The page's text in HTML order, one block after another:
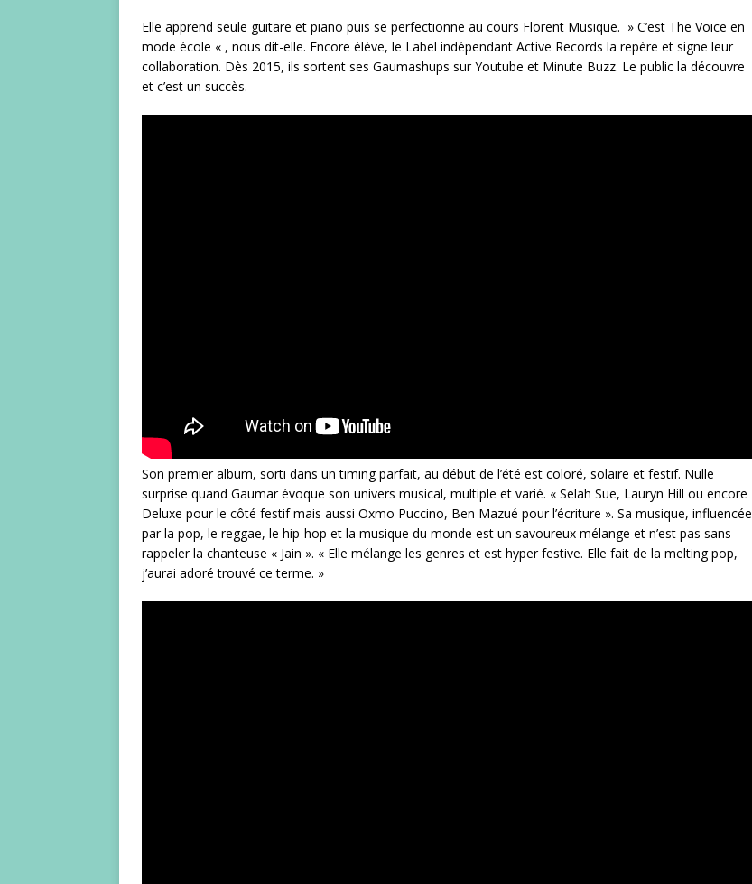
Elle apprend seule guitare et piano puis se perfectionne au cours Florent Musique. » C’est The Voice en
mode école « , nous dit-elle. Encore élève, le Label indépendant Active Records la repère et signe leur
collaboration. Dès 2015, ils sortent ses Gaumashups sur Youtube et Minute Buzz. Le public la découvre
et c’est un succès.
Son premier album, sorti dans un timing parfait, au début de l’été est coloré, solaire et festif. Nulle
surprise quand Gaumar évoque son univers musical, multiple et varié. « Selah Sue, Lauryn Hill ou encore
Deluxe pour le côté festif mais aussi Oxmo Puccino, Ben Mazué pour l’écriture ». Sa musique, influencée
par la pop, le reggae, le hip-hop et la musique du monde est un savoureux mélange et n’est pas sans
rappeler la chanteuse « Jain ». « Elle mélange les genres et est hyper festive. Elle fait de la melting pop,
j’aurai adoré trouvé ce terme. »